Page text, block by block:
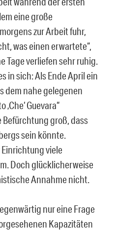
eine große
zur Arbeit fuhr,
was einen erwartete“,
Tage verliefen sehr ruhig.
in sich: Als Ende April ein
dem nahe gelegenen
Guevara“
groß, dass
sein könnte.
viele
Doch glücklicherweise
Annahme nicht.
nur eine Frage
Kapazitäten